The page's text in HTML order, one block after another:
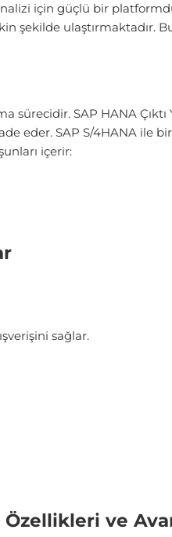
için güçlü bir
şekilde ulaştırmaktadır.
sürecidir. SAP HANA
eder. SAP S/4HANA ile
içerir:
sağlar.
ve